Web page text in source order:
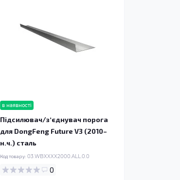
в наявності
Підсилювач/зʼєднувач порога
для DongFeng Future V3 (2010–
н.ч.) сталь
Код товару: 03.WBXXXX2000.ALL.0.0
0